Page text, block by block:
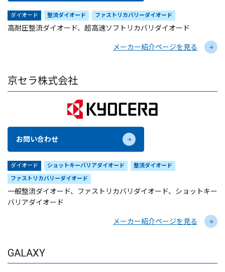
ダイオード 整流ダイオード ファストリカバリーダイオード
高耐圧整流ダイオード、超高速ソフトリカバリダイオード
メーカー紹介ページを見る
京セラ株式会社
お問い合わせ
ダイオード ショットキーバリアダイオード
整流ダイオード
ファストリカバリーダイオード
一般整流ダイオード、ファストリカバリダイオード、ショットキー
バリアダイオード
メーカー紹介ページを見る
GALAXY